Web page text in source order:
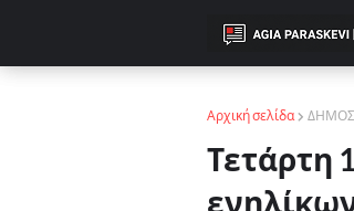
Αρχική σελίδα ΔΗΜΟΣ
Τετάρτη